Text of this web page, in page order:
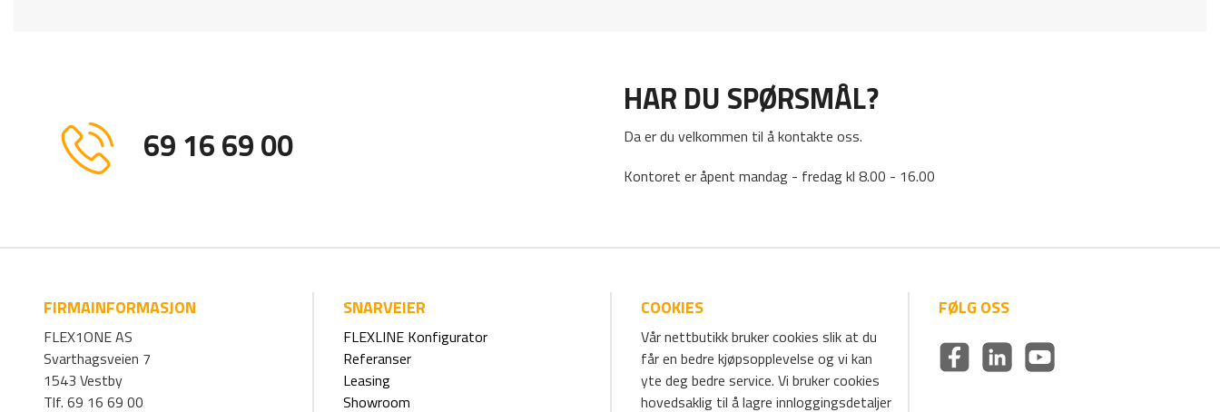
69 16 69 00
HAR DU SPØRSMÅL?
Da er du velkommen til å kontakte oss.
Kontoret er åpent mandag - fredag kl 8.00 - 16.00
FIRMAINFORMASJON
FLEX1ONE AS
Svarthagsveien 7
1543 Vestby
Tlf. 69 16 69 00
SNARVEIER
FLEXLINE Konfigurator
Referanser
Leasing
Showroom
COOKIES
Vår nettbutikk bruker cookies slik at du
får en bedre kjøpsopplevelse og vi kan
yte deg bedre service. Vi bruker cookies
hovedsaklig til å lagre innloggingsdetaljer
FØLG OSS